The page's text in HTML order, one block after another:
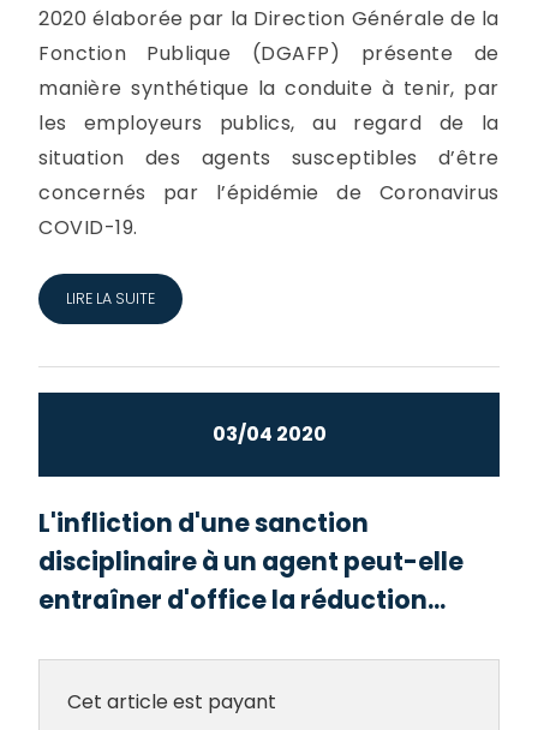
2020 élaborée par la Direction Générale de la
Fonction Publique (DGAFP) présente de
manière synthétique la conduite à tenir, par
les employeurs publics, au regard de la
situation des agents susceptibles d’être
concernés par l’épidémie de Coronavirus
COVID-19.
LIRE LA SUITE
03/04 2020
L'infliction d'une sanction
disciplinaire à un agent peut-elle
entraîner d'office la réduction...
Cet article est payant